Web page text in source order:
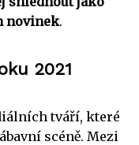
novinek.
2021
tváří, které
scéně. Mezi